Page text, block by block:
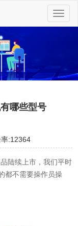
切
换
哪些型号
率:12364
陆续上市，我们平时
都不需要操作员操